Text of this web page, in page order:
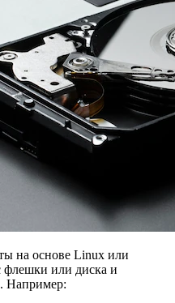
на основе Linux или
флешки или диска и
Например: